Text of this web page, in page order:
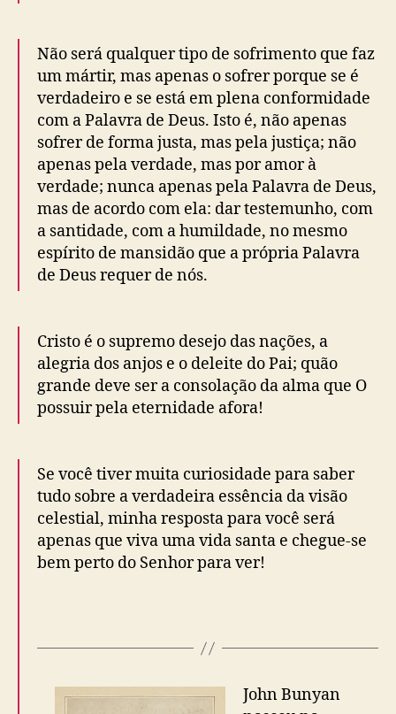
Não será qualquer tipo de sofrimento que faz
um mártir, mas apenas o sofrer porque se é
verdadeiro e se está em plena conformidade
com a Palavra de Deus. Isto é, não apenas
sofrer de forma justa, mas pela justiça; não
apenas pela verdade, mas por amor à
verdade; nunca apenas pela Palavra de Deus,
mas de acordo com ela: dar testemunho, com
a santidade, com a humildade, no mesmo
espírito de mansidão que a própria Palavra
de Deus requer de nós.
Cristo é o supremo desejo das nações, a
alegria dos anjos e o deleite do Pai; quão
grande deve ser a consolação da alma que O
possuir pela eternidade afora!
Se você tiver muita curiosidade para saber
tudo sobre a verdadeira essência da visão
celestial, minha resposta para você será
apenas que viva uma vida santa e chegue-se
bem perto do Senhor para ver!
John Bunyan